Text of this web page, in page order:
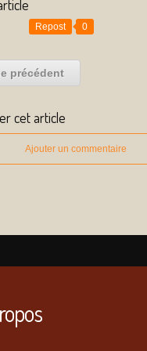
Repost 0
précédent
cet article
Ajouter un commentaire